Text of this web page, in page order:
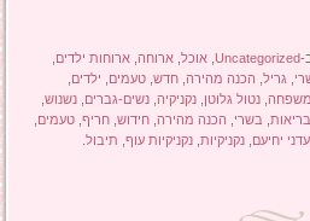
Uncategorized
,אוכל ,ארוחה ,ארוחות ילדים
גריל הכנה מהירה ,חדש ,טעמים ילדים
משפחה ,נטול גלוטן ,נקניקיה ,נשים-גברים ,נשנוש
בריאות בשרי הכנה מהירה ,חידוש ,חריף ,טעמים
יחיעם ,נקניקיות ,נקניקיות עוף תיבול